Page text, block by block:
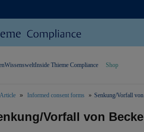
WissensweltInside Thieme Compliance Shop
Article Informed consent forms Senkung/Vorfall
Vorfall von